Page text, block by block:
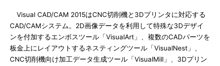
Visual CAD/CAM 2015はCNC切削機と3Dプリンタに対応する
CAD/CAMシステム。2D画像データを利用して特殊な3Dデザイ
ンを付加するエンボスツール「VisualArt」、複数のCADパーツを
板金上にレイアウトするネスティングツール「VisualNest」、
CNC切削機向け加工データ生成ツール「VisualMill」、3Dプリン